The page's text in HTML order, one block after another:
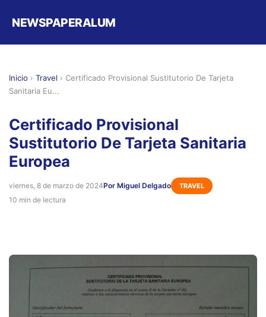
NEWSPAPERALUM
Inicio › Travel › Certificado Provisional Sustitutorio De Tarjeta
Sanitaria Eu...
Certificado Provisional
Sustitutorio De Tarjeta Sanitaria
Europea
viernes, 8 de marzo de 2024Por Miguel Delgado TRAVEL
10 min de lectura